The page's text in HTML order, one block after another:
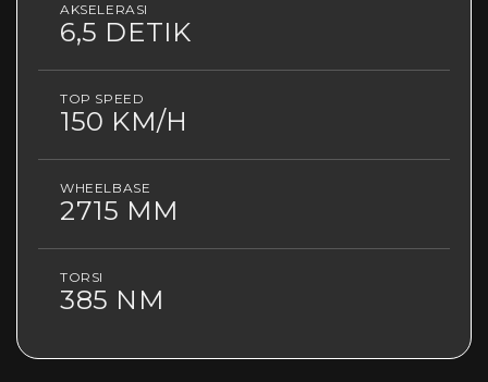
AKSELERASI
6,5 DETIK
TOP SPEED
150 KM/H
WHEELBASE
2715 MM
TORSI
385 NM